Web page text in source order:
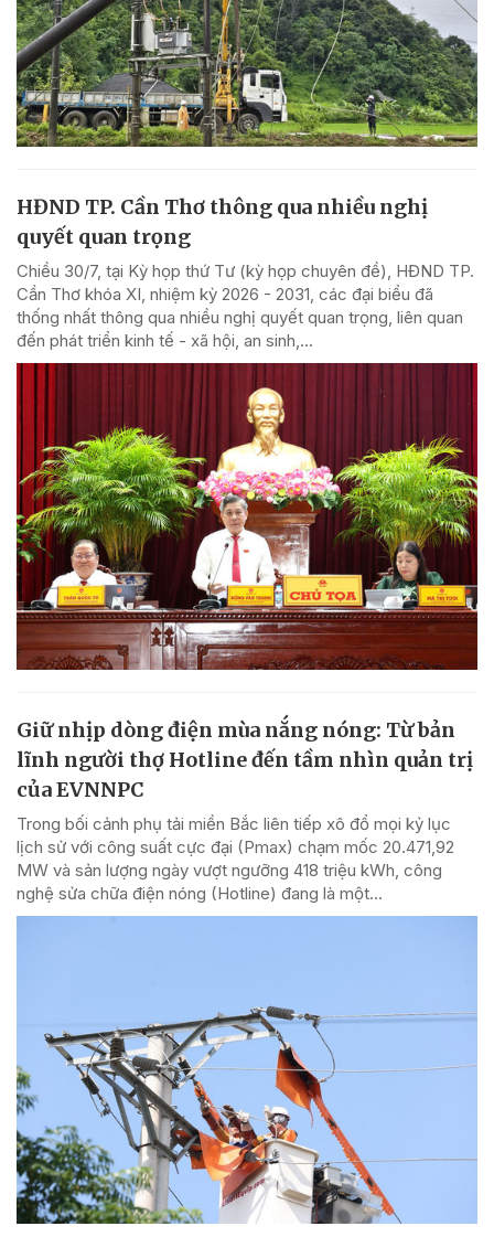
HĐND TP. Cần Thơ thông qua nhiều nghị
quyết quan trọng
Chiều 30/7, tại Kỳ họp thứ Tư (kỳ họp chuyên đề), HĐND TP.
Cần Thơ khóa XI, nhiệm kỳ 2026 - 2031, các đại biểu đã
thống nhất thông qua nhiều nghị quyết quan trọng, liên quan
đến phát triển kinh tế - xã hội, an sinh,...
Giữ nhịp dòng điện mùa nắng nóng: Từ bản
lĩnh người thợ Hotline đến tầm nhìn quản trị
của EVNNPC
Trong bối cảnh phụ tải miền Bắc liên tiếp xô đổ mọi kỷ lục
lịch sử với công suất cực đại (Pmax) chạm mốc 20.471,92
MW và sản lượng ngày vượt ngưỡng 418 triệu kWh, công
nghệ sửa chữa điện nóng (Hotline) đang là một...